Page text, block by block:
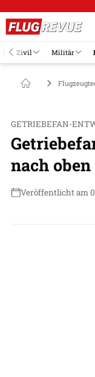
Zivil Militär
GETRIEBEFAN-
nach oben
Veröffentlicht am